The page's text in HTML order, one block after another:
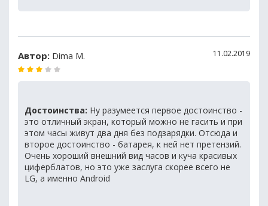
Автор: Dima M. 11.02.2019
Достоинства: Ну разумеется первое достоинство -
это отличный экран, который можно не гасить и при
этом часы живут два дня без подзарядки. Отсюда и
второе достоинство - батарея, к ней нет претензий.
Очень хороший внешний вид часов и куча красивых
циферблатов, но это уже заслуга скорее всего не
LG, а именно Android